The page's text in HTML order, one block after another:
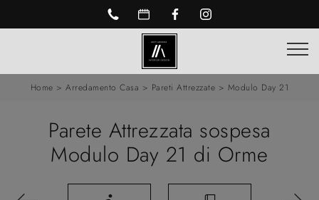
Home >Arredamento Casa > Pareti Attrezzate > Modulo Day 21
Parete Attrezzata sospesa
Modulo Day 21 di Orme